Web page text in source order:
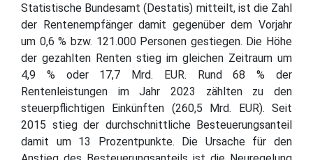
Statistische Bundesamt (Destatis) mitteilt, ist die Zahl
der Rentenempfänger damit gegenüber dem Vorjahr
um 0,6 % bzw. 121.000 Personen gestiegen. Die Höhe
der gezahlten Renten stieg im gleichen Zeitraum um
4,9 % oder 17,7 Mrd. EUR. Rund 68 % der
Rentenleistungen im Jahr 2023 zählten zu den
steuerpflichtigen Einkünften (260,5 Mrd. EUR). Seit
2015 stieg der durchschnittliche Besteuerungsanteil
damit um 13 Prozentpunkte. Die Ursache für den